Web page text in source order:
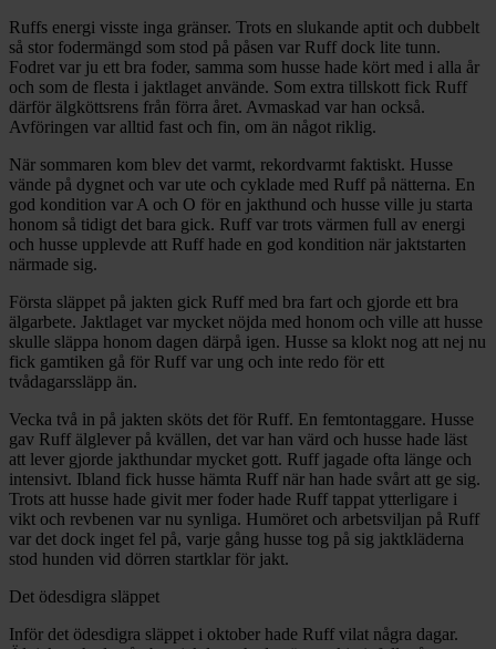
Ruffs energi visste inga gränser. Trots en slukande aptit och dubbelt
så stor fodermängd som stod på påsen var Ruff dock lite tunn.
Fodret var ju ett bra foder, samma som husse hade kört med i alla år
och som de flesta i jaktlaget använde. Som extra tillskott fick Ruff
därför älgköttsrens från förra året. Avmaskad var han också.
Avföringen var alltid fast och fin, om än något riklig.
När sommaren kom blev det varmt, rekordvarmt faktiskt. Husse
vände på dygnet och var ute och cyklade med Ruff på nätterna. En
god kondition var A och O för en jakthund och husse ville ju starta
honom så tidigt det bara gick. Ruff var trots värmen full av energi
och husse upplevde att Ruff hade en god kondition när jaktstarten
närmade sig.
Första släppet på jakten gick Ruff med bra fart och gjorde ett bra
älgarbete. Jaktlaget var mycket nöjda med honom och ville att husse
skulle släppa honom dagen därpå igen. Husse sa klokt nog att nej nu
fick gamtiken gå för Ruff var ung och inte redo för ett
tvådagarssläpp än.
Vecka två in på jakten sköts det för Ruff. En femtontaggare. Husse
gav Ruff älglever på kvällen, det var han värd och husse hade läst
att lever gjorde jakthundar mycket gott. Ruff jagade ofta länge och
intensivt. Ibland fick husse hämta Ruff när han hade svårt att ge sig.
Trots att husse hade givit mer foder hade Ruff tappat ytterligare i
vikt och revbenen var nu synliga. Humöret och arbetsviljan på Ruff
var det dock inget fel på, varje gång husse tog på sig jaktkläderna
stod hunden vid dörren startklar för jakt.
Det ödesdigra släppet
Inför det ödesdigra släppet i oktober hade Ruff vilat några dagar.